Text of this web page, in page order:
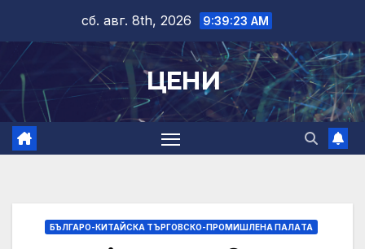
content
сб. авг. 8th, 2026 9:39:23 AM
ЦЕНИ
БЪЛГАРО-КИТАЙСКА ТЪРГОВСКО-ПРОМИШЛЕНА ПАЛAТА